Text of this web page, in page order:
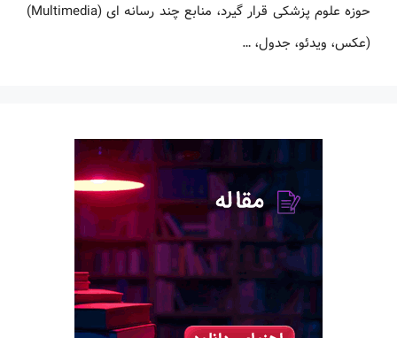
حوزه علوم پزشکی قرار گیرد، منابع چند رسانه ای (Multimedia)
(عکس، ویدئو، جدول، …